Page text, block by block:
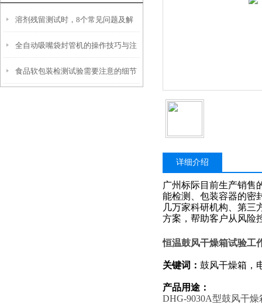
溶剂残留测试时，8个常见问题及解
决方式请收好
全自动吸嘴袋封管机的操作技巧与注
意事项
食品软包装检测试验需要注意的细节
详细介绍
广州标际目前生产销售
能检测、包装容器的密
几万家科研机构、第三
方案，帮助客户从风险
恒温鼓风干燥箱试验工
关键词 ： 鼓风干燥箱 ，
产品用途：
DHG-9030A型鼓风干燥